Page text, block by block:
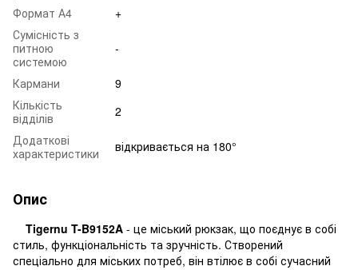
Формат А4
+
Сумісність з
питною
системою
-
Кармани
9
Кількість
відділів
2
Додаткові
характеристики
відкривається на 180°
Опис
Tigernu T-B9152A - це міський рюкзак, що поєднує в собі
стиль, функціональність та зручність. Створений
спеціально для міських потреб, він втілює в собі сучасний